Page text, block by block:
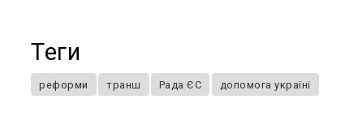
Теги
реформи транш Рада ЄС допомога україні